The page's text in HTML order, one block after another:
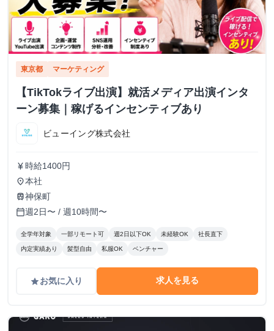
東京都 マーケティング
【TikTokライブ出演】就活メディア出演インタ
ーン募集｜稼げるインセンティブあり
ビューイング株式会社
currency_yen 時給1400円
place本社
train神保町
calendar_today週2日〜 / 週10時間〜
全学年対象 一部リモート可 週2日以下OK 未経験OK 社長直下
内定実績あり 髪型自由 私服OK ベンチャー
gradeお気に入り 求人を見る